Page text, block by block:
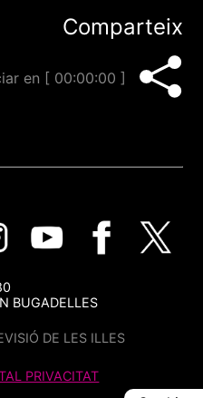
Comparteix
en [ 00:00:00 ]
BUGADELLES
DE LES ILLES
PRIVACITAT